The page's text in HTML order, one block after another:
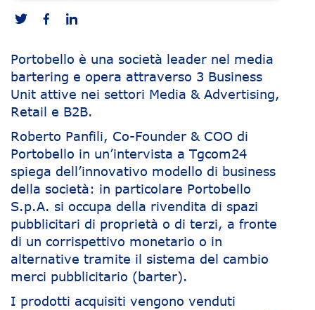
Portobello è una società leader nel media
bartering e opera attraverso 3 Business
Unit attive nei settori Media & Advertising,
Retail e B2B.
Roberto Panfili, Co-Founder & COO di
Portobello in un’intervista a Tgcom24
spiega dell’innovativo modello di business
della società: in particolare Portobello
S.p.A. si occupa della rivendita di spazi
pubblicitari di proprietà o di terzi, a fronte
di un corrispettivo monetario o in
alternative tramite il sistema del cambio
merci pubblicitario (barter).
I prodotti acquisiti vengono venduti